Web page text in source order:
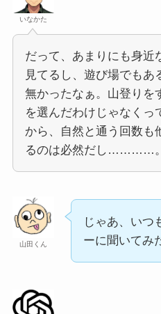
いなかた
だって、あまりにも身近
見てるし、遊び場でもあ
無かったなぁ。山登りを
を選んだわけじゃなくっ
から、自然と通う回数も
るのは必然だし…………。
山田くん
じゃあ、いつ
ーに聞いてみ